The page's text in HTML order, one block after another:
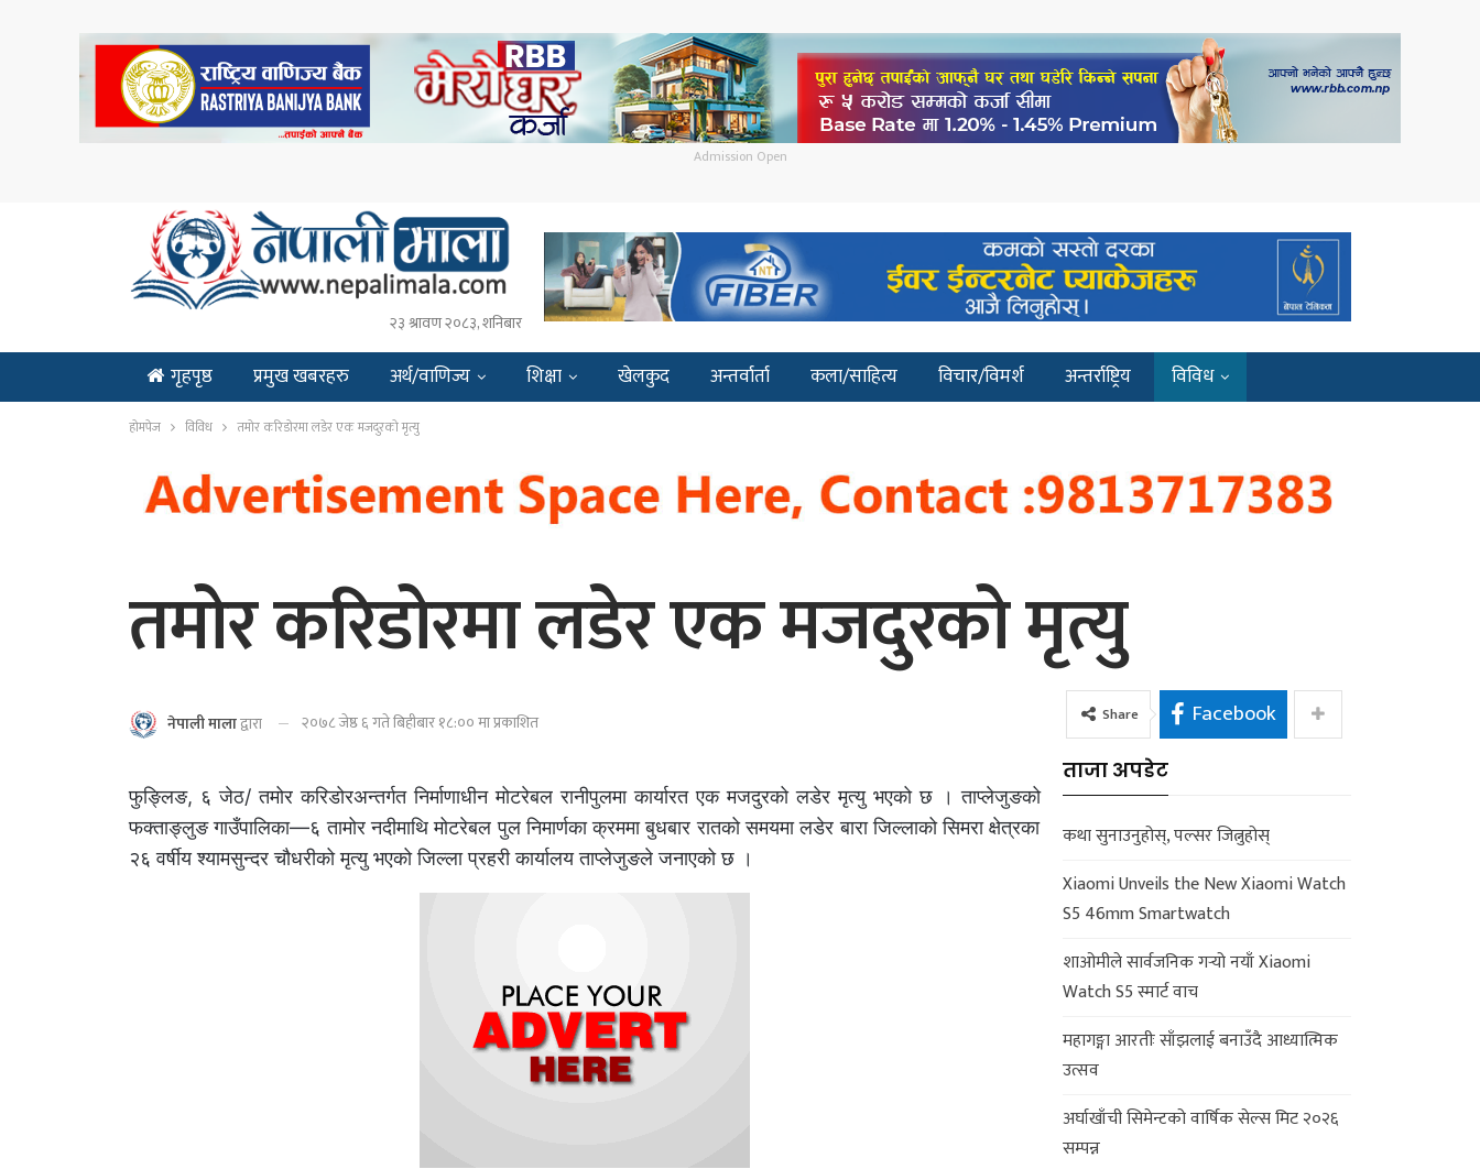
Admission Open
२३ श्रावण २०८३, शनिबार
गृहपृष्ठ प्रमुख खबरहरु अर्थ/वाणिज्य शिक्षा खेलकुद अन्तर्वार्ता कला/साहित्य विचार/विमर्श अन्तर्राष्ट्रिय
विविध
ENGLISH
होमपेज विविध तमोर करिडोरमा लडेर एक मजदुरको मृत्यु
तमोर करिडोरमा लडेर एक मजदुरको मृत्यु
नेपाली मालाद्वारा २०७८ जेष्ठ ६ गते बिहीबार १८:०० मा प्रकाशित Share Facebook
फुङ्लिङ, ६ जेठ/ तमोर करिडोरअन्तर्गत निर्माणाधीन मोटरेबल रानीपुलमा कार्यारत एक मजदुरको लडेर मृत्यु भएको छ । ताप्लेजुङको
फक्ताङ्लुङ गाउँपालिका—६ तामोर नदीमाथि मोटरेबल पुल निमार्णका क्रममा बुधबार रातको समयमा लडेर बारा जिल्लाको सिमरा क्षेत्रका
२६ वर्षीय श्यामसुन्दर चौधरीको मृत्यु भएको जिल्ला प्रहरी कार्यालय ताप्लेजुङले जनाएको छ ।
ताजा अपडेट
कथा सुनाउनुहोस्, पल्सर जित्नुहोस्
Xiaomi Unveils the New Xiaomi Watch
S5 46mm Smartwatch
शाओमीले सार्वजनिक गर्‍यो नयाँ Xiaomi
Watch S5 स्मार्ट वाच
महागङ्गा आरतीः साँझलाई बनाउँदै आध्यात्मिक
उत्सव
अर्घाखाँची सिमेन्टको वार्षिक सेल्स मिट २०२६
सम्पन्न